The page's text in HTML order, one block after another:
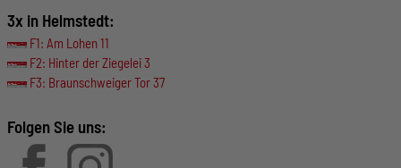
3x in Helmstedt:
F1: Am Lohen 11
F2: Hinter der Ziegelei 3
F3: Braunschweiger Tor 37
Folgen Sie uns: